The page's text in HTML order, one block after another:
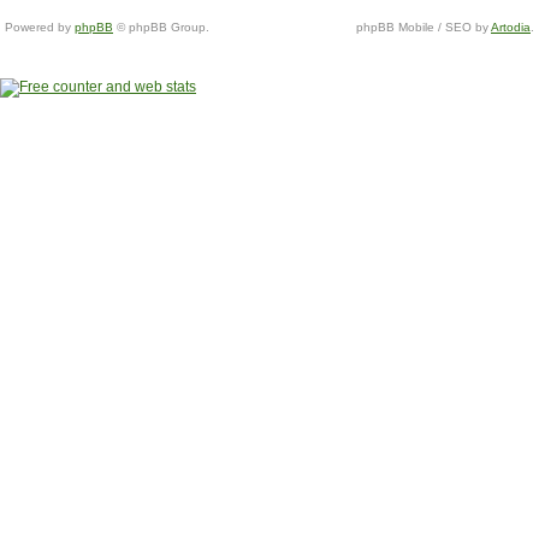
Powered by phpBB © phpBB Group. phpBB Mobile / SEO byArtodia